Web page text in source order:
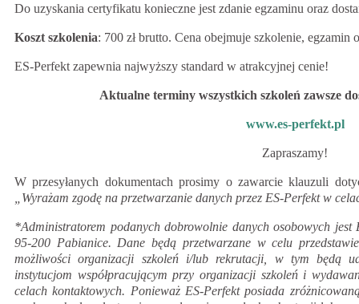
Do uzyskania certyfikatu konieczne jest zdanie egzaminu oraz
Koszt szkolenia: 700 zł brutto. Cena obejmuje szkolenie,
ES-Perfekt zapewnia najwyższy standard w atrakcyjnej cenie!
Aktualne terminy wszystkich szkoleń zawsze
www.es-perfekt.pl
Zapraszamy!
W przesyłanych dokumentach prosimy o zawarcie klauzuli
„Wyrażam zgodę na przetwarzanie danych przez ES-Perfekt w
*Administratorem podanych dobrowolnie danych osobowych
95-200 Pabianice. Dane będą przetwarzane w celu
możliwości organizacji szkoleń i/lub rekrutacji, w tym będą
instytucjom współpracującym przy organizacji szkoleń i
celach kontaktowych. Ponieważ ES-Perfekt posiada